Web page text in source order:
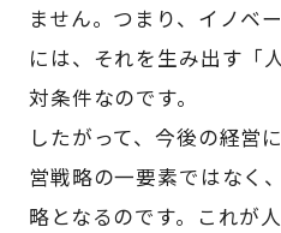
ません。つまり、イノベ
には、それを生み出す「
対条件なのです。
したがって、今後の経営
営戦略の一要素ではなく
略となるのです。これが